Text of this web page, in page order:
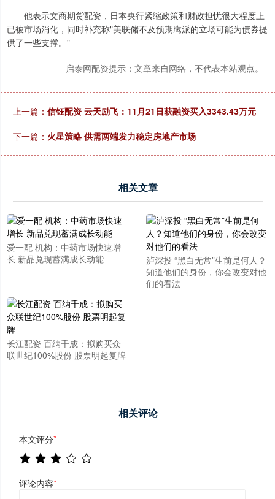
他表示文商期货配资，日本央行紧缩政策和财政担忧很大程度上
已被市场消化，同时补充称"美联储不及预期鹰派的立场可能为债券提
供了一些支撑。"
启泰网配资提示：文章来自网络，不代表本站观点。
上一篇： 信钰配资 云天励飞：11月21日获融资买入3343.43万元
下一篇： 火星策略 供需两端发力稳定房地产市场
相关文章
爱一配 机构：中药市场快速增
长 新品兑现蓄满成长动能
泸深投 “黑白无常”生前是何人？
知道他们的身份，你会改变对他
们的看法
长江配资 百纳千成：拟购买众
联世纪100%股份 股票明起复牌
相关评论
本文评分*
评论内容*